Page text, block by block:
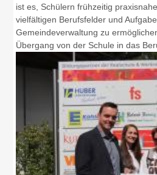
ist es, Schülern frühzeitig
vielfältigen Berufsfelder und
Gemeindeverwaltung zu
Übergang von der Schule in das